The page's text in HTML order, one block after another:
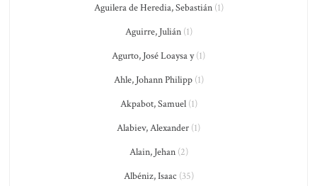
Aguilera de Heredia, Sebastián(1)
Aguirre, Julián(1)
Agurto, José Loaysa y(1)
Ahle, Johann Philipp(1)
Akpabot, Samuel(1)
Alabiev, Alexander (1)
Alain, Jehan(2)
Albéniz, Isaac (35)